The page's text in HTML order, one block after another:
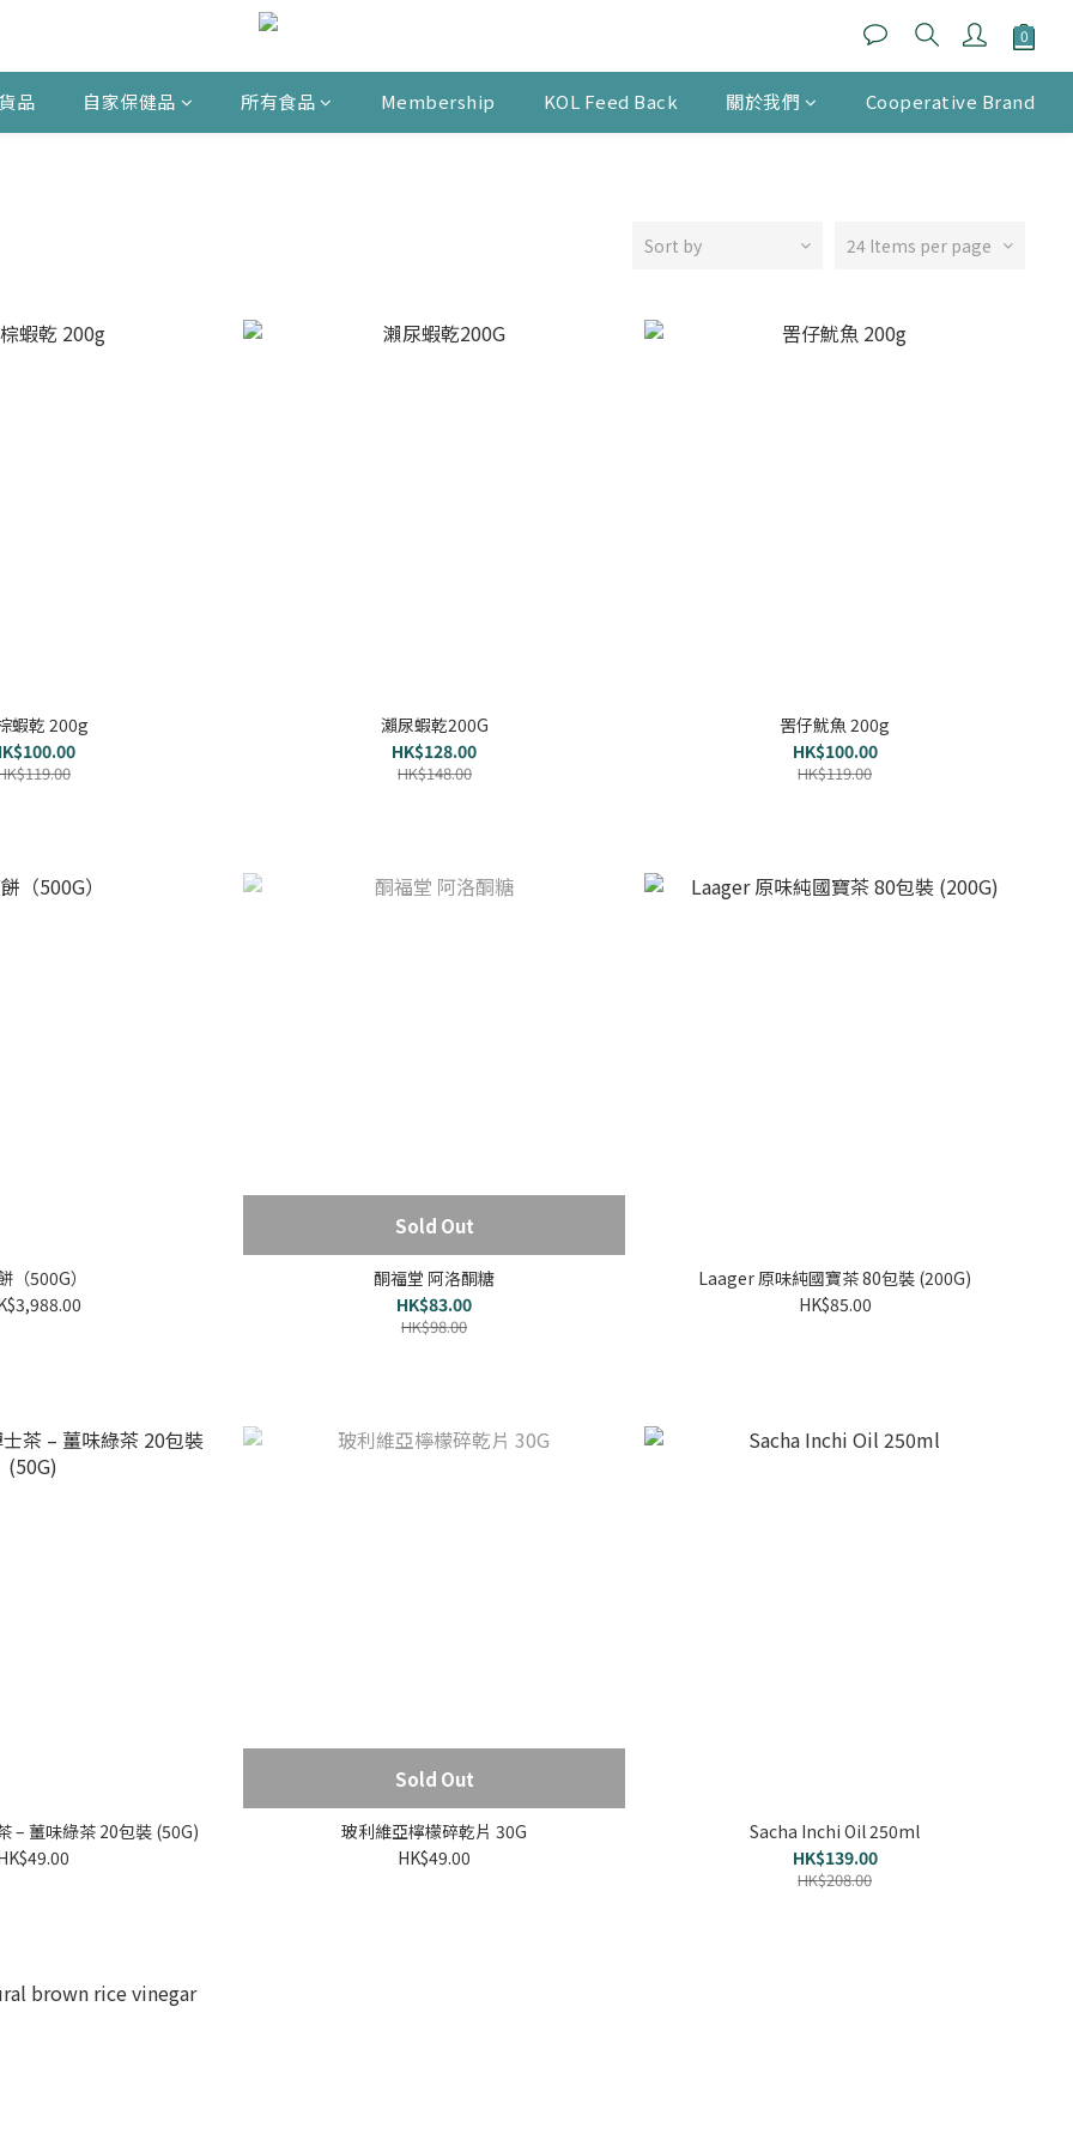
品 自家保健品 所有食品 Membership KOL Feed Back 關於我們 Cooperative Brand
Sort by 24 Items per page
蝦乾 200g
瀨尿蝦乾200G
HK$128.00
HK$148.00
罟仔魷魚 200g
HK$100.00
HK$119.00
（500G）
Sold Out
酮福堂 阿洛酮糖
HK$83.00
HK$98.00
Laager 原味純國寶茶 80包裝 (200G)
HK$85.00
– 薑味綠茶 20包裝 (50G)
Sold Out
玻利維亞檸檬碎乾片 30G
HK$49.00
Sacha Inchi Oil 250ml
HK$139.00
HK$208.00